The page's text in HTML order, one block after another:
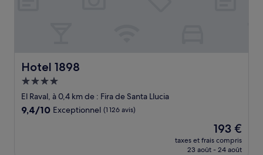
Hotel 1898
Hotel 1898
Hébergement
4.0 étoiles
El Raval, à 0,4 km de : Fira de Santa Llucia
9.4
9,4/10 Exceptionnel (1 126 avis)
Le
nouveau
prix
193 €
taxes et frais compris
23 août - 24 août